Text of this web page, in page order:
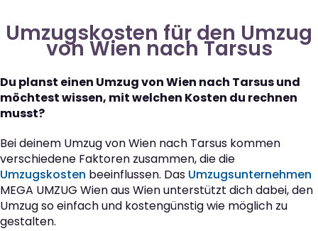
Umzugskosten für den Umzug
von Wien nach Tarsus
Du planst einen Umzug von Wien nach Tarsus und
möchtest wissen, mit welchen Kosten du rechnen
musst?
Bei deinem Umzug von Wien nach Tarsus kommen
verschiedene Faktoren zusammen, die die
Umzugskosten beeinflussen. Das Umzugsunternehmen
MEGA UMZUG Wien aus Wien unterstützt dich dabei, den
Umzug so einfach und kostengünstig wie möglich zu
gestalten.